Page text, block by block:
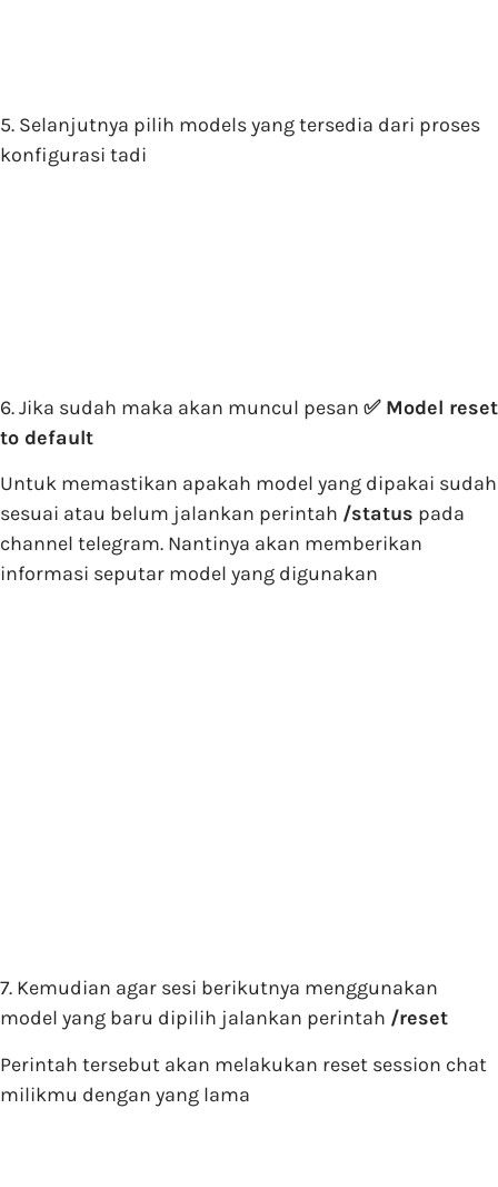
5. Selanjutnya pilih models yang tersedia dari proses
konfigurasi tadi
6. Jika sudah maka akan muncul pesan ✅ Model reset
to default
Untuk memastikan apakah model yang dipakai sudah
sesuai atau belum jalankan perintah /status pada
channel telegram. Nantinya akan memberikan
informasi seputar model yang digunakan
7. Kemudian agar sesi berikutnya menggunakan
model yang baru dipilih jalankan perintah /reset
Perintah tersebut akan melakukan reset session chat
milikmu dengan yang lama